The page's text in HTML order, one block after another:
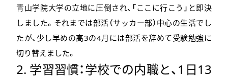
青山学院大学の立地に圧倒され、「ここに行こう」と即決
しました。それまでは部活（サッカー部）中心の生活でし
たが、少し早めの高3の4月には部活を辞めて受験勉強に
切り替えました。
2. 学習習慣：学校での内職と、1日13